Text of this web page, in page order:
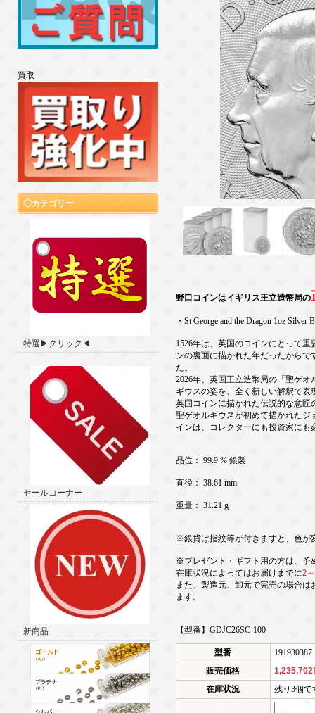
買取
カテゴリー
特選▶クリック◀
セールコーナー
新商品
野口コインはイギリス王立造幣局の
・St George and the Dragon 1oz Silver
1526年は、英国のコインにとって
ンの裏面に描かれた年だったから
た。
2026年、英国王立造幣局の「聖ゲ
ギウスの姿を、全く新しい解釈で
英国コインに描かれた伝説的な意匠
聖ゲオルギウスが初めて描かれた
インは、コレクターにも投資家にも
品位： 99.9 % 銀製
直径： 38.61 mm
重量： 31.21 g
※銀貨は指紋等が付きますと、色が
※プレゼント・ギフト用の方は、予
在庫状況によってはお届けまでに2
また、製造元、卸元で完売の場合
ます。
【型番】GDJC26SC-100
型番
191930387
販売価格
1,235,702
在庫状況
残り3個で